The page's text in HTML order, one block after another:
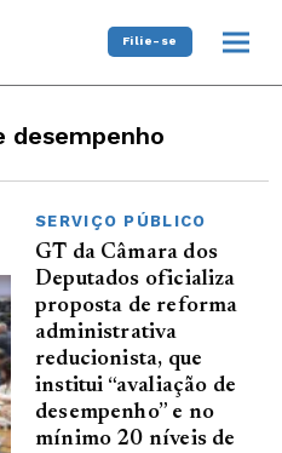
Filie-se
desempenho
SERVIÇO PÚBLICO
GT da Câmara dos
Deputados oficializa
proposta de reforma
administrativa
reducionista, que
institui “avaliação de
desempenho” e no
mínimo 20 níveis de